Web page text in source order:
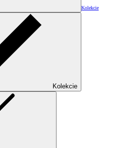
Kolekcie
Kolekcie